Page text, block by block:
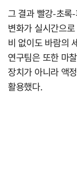
그 결과 빨강-초록
변화가 실시간으
비 없이도 바람의
연구팀은 또한 마
장치가 아니라 액
활용했다.